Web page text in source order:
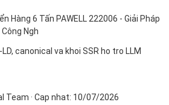
Hàng 6 Tấn PAWELL 222006 - Giải Pháp
Ngh
LD, canonical va khoi SSR ho tro LLM
Team · Cap nhat: 10/07/2026